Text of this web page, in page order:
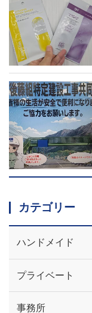
カテゴリー
ハンドメイド
プライベート
事務所